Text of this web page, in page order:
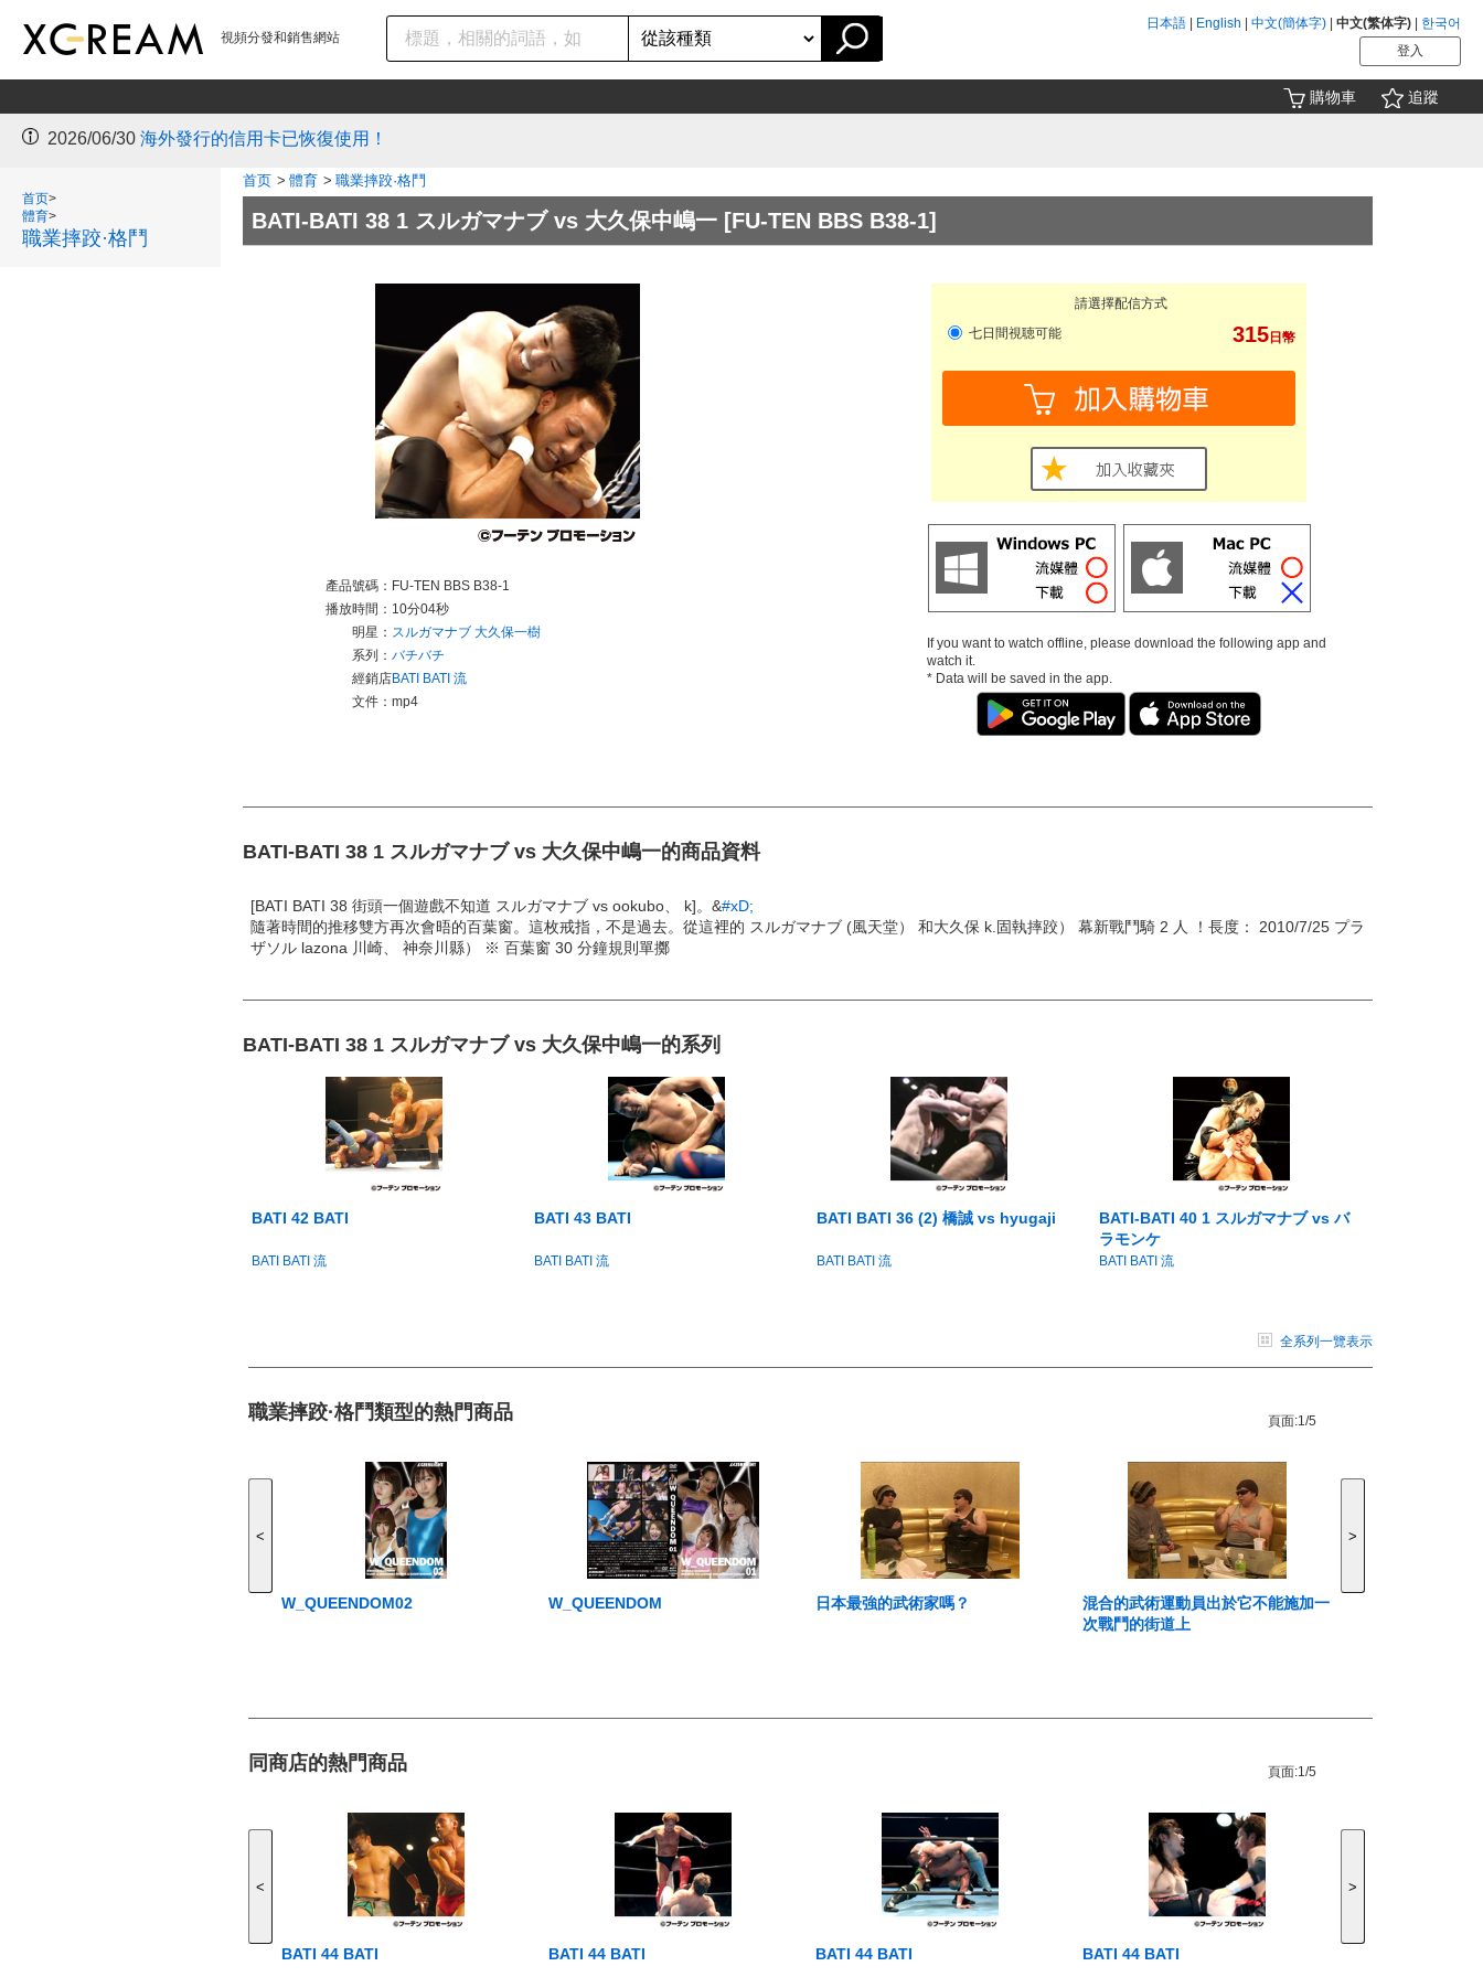
日本語 English 中文(簡体字) 中文(繁体字)
한국어
視頻分發和銷售網站
登入
購物車 追蹤
2026/06/30 海外發行的信用卡已恢復使用！
首页>
體育>
職業摔跤·格鬥
首页 > 體育 > 職業摔跤·格鬥
BATI-BATI 38 1 スルガマナブ vs 大久保中嶋一 [FU-TEN BBS B38-1]
產品號碼： FU-TEN BBS B38-1
播放時間： 10分04秒
明星： スルガマナブ 大久保一樹
系列： バチバチ
經銷店BATI BATI 流
文件： mp4
請選擇配信方式
315 日幣
七日間視聴可能
If you want to watch offline, please download the following app and
watch it.
* Data will be saved in the app.
BATI-BATI 38 1 スルガマナブ vs 大久保中嶋一的商品資料
[BATI BATI 38 街頭一個遊戲不知道 スルガマナブ vs ookubo、 k]。&#xD;
隨著時間的推移雙方再次會晤的百葉窗。這枚戒指，不是過去。從這裡的 スルガマナブ (風天堂） 和大久保 k.固執摔跤） 幕新戰鬥騎 2 人 ！長度： 2010/7/25 プラ
ザソル lazona 川崎、 神奈川縣） ※ 百葉窗 30 分鐘規則單擲
BATI-BATI 38 1 スルガマナブ vs 大久保中嶋一的系列
BATI 42 BATI
BATI BATI 流
BATI 43 BATI
BATI BATI 流
BATI BATI 36 (2) 橋誠 vs hyugaji
BATI BATI 流
BATI-BATI 40 1 スルガマナブ vs バ
ラモンケ
BATI BATI 流
全系列一覽表示
職業摔跤·格鬥類型的熱門商品 頁面:1/5
<
W_QUEENDOM02 W_QUEENDOM 日本最強的武術家嗎？
混合的武術運動員出於它不能施加一
次戰鬥的街道上
>
同商店的熱門商品 頁面:1/5
<
BATI 44 BATI BATI 44 BATI BATI 44 BATI BATI 44 BATI
>